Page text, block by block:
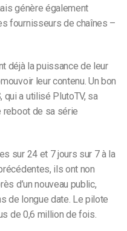
génère également
fournisseurs de chaînes –
déjà la puissance de leur
leur contenu. Un bon
a utilisé PlutoTV, sa
reboot de sa série
sur 24 et 7 jours sur 7 à la
ils ont non
d’un nouveau public,
de longue date. Le pilote
de 0,6 million de fois.